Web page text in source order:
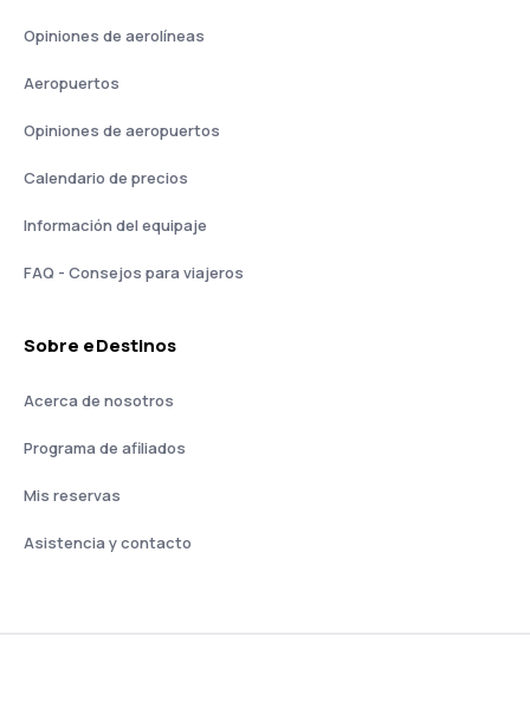
Opiniones de aerolíneas
Aeropuertos
Opiniones de aeropuertos
Calendario de precios
Información del equipaje
FAQ - Consejos para viajeros
Sobre eDestinos
Acerca de nosotros
Programa de afiliados
Mis reservas
Asistencia y contacto